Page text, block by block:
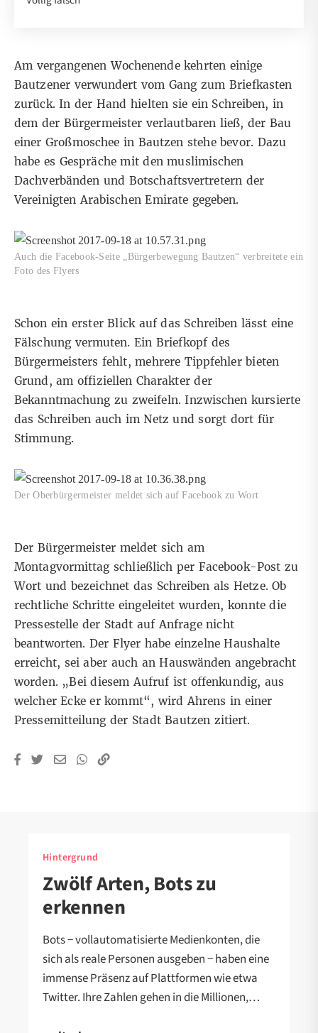
Am vergangenen Wochenende kehrten einige
Bautzener verwundert vom Gang zum Briefkasten
zurück. In der Hand hielten sie ein Schreiben, in
dem der Bürgermeister verlautbaren ließ, der Bau
einer Großmoschee in Bautzen stehe bevor. Dazu
habe es Gespräche mit den muslimischen
Dachverbänden und Botschaftsvertretern der
Vereinigten Arabischen Emirate gegeben.
Auch die Facebook-Seite „Bürgerbewegung Bautzen“ verbreitete ein
Foto des Flyers
Schon ein erster Blick auf das Schreiben lässt eine
Fälschung vermuten. Ein Briefkopf des
Bürgermeisters fehlt, mehrere Tippfehler bieten
Grund, am offiziellen Charakter der
Bekanntmachung zu zweifeln. Inzwischen kursierte
das Schreiben auch im Netz und sorgt dort für
Stimmung.
Der Oberbürgermeister meldet sich auf Facebook zu Wort
Der Bürgermeister meldet sich am
Montagvormittag schließlich per Facebook-Post zu
Wort und bezeichnet das Schreiben als Hetze. Ob
rechtliche Schritte eingeleitet wurden, konnte die
Pressestelle der Stadt auf Anfrage nicht
beantworten. Der Flyer habe einzelne Haushalte
erreicht, sei aber auch an Hauswänden angebracht
worden. „Bei diesem Aufruf ist offenkundig, aus
welcher Ecke er kommt“, wird Ahrens in einer
Pressemitteilungder Stadt Bautzen zitiert.
Hintergrund
Zwölf Arten, Bots zu
erkennen
Bots − vollautomatisierte Medienkonten, die
sich als reale Personen ausgeben − haben eine
immense Präsenz auf Plattformen wie etwa
Twitter. Ihre Zahlen gehen in die Millionen,…